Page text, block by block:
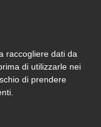
raccogliere dati da
di utilizzarle nei
di prendere